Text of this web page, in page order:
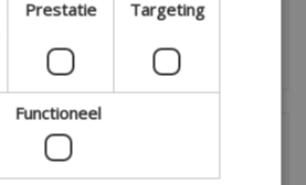
Prestatie Targeting
Functioneel